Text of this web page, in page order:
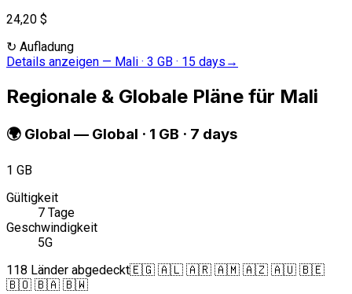
24,20 $
↻ Aufladung
Details anzeigen — Mali · 3 GB · 15 days →
Regionale & Globale Pläne für Mali
🌍 Global — Global · 1 GB · 7 days
1 GB
Gültigkeit
7 Tage
Geschwindigkeit
5G
118 Länder abgedeckt🇪🇬 🇦🇱 🇦🇷 🇦🇲 🇦🇿 🇦🇺 🇧🇪
🇧🇴 🇧🇦 🇧🇼